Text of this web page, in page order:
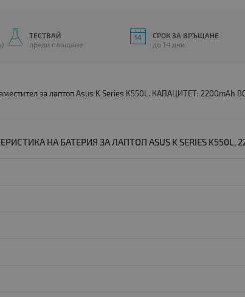
ТЕСТВАЙ
преди плащане
СРОК ЗА ВРЪЩАНЕ
до 14 дни
за лаптоп Asus K Series K550L. КАПАЦИТЕТ:
НА БАТЕРИЯ ЗА ЛАПТОП ASUS K SERIES K550L,